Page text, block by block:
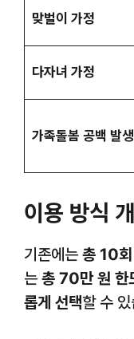
맞벌이 가정
다자녀 가정
가족돌봄 공백 발
이용 방식
기존에는 총 10회
는 총 70만 원 한
롭게 선택할 수